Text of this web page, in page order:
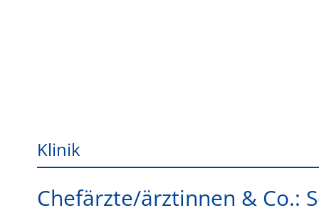
Klinik
Chefärzte/ärztinnen & Co.: